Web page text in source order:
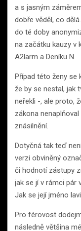
a s jasným
dobře věděl, co
do té doby
na začátku kauzy v
A2larm a Deníku N.
Případ této ženy se
že by se nestal, jak
neřekli -, ale proto,
zákona
znásilnění.
Dotyčná tak teď
verzi obviněný
či hodnotí zástupy
jak se jí v rámci pár
Jak se její jméno
Pro férovost
následně většina